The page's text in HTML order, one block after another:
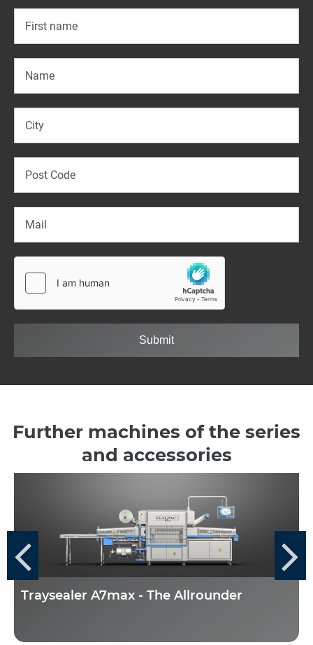
Submit
Further machines of the series
and accessories
Traysealer A7max - The Allrounder